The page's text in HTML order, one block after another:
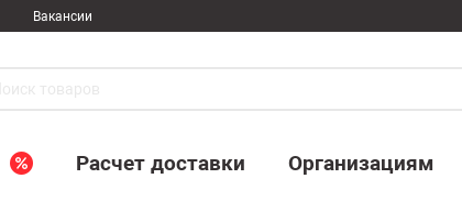
Вакансии
Расчет доставки Организациям